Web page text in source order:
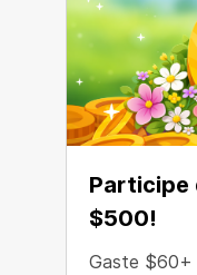
Participe
$500!
Gaste $60+